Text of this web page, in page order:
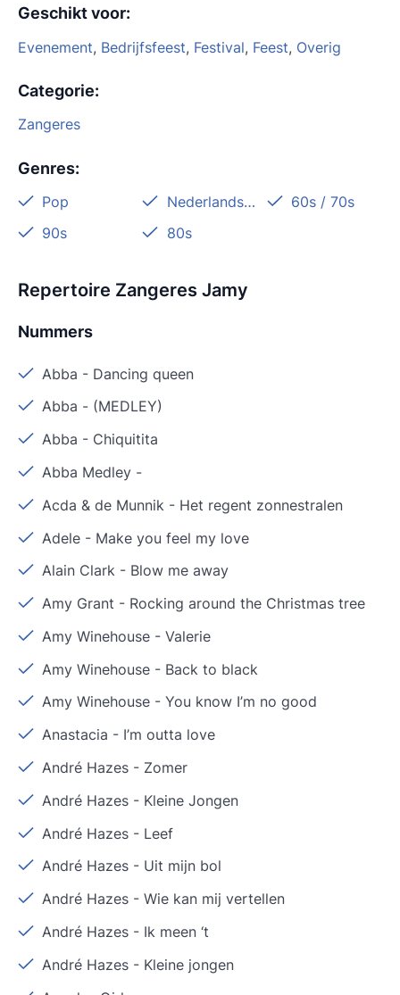
Geschikt voor:
Evenement, Bedrijfsfeest, Festival, Feest, Overig
Categorie:
Zangeres
Genres:
Pop Nederlandstalig
60s / 70s
90s
80s
Repertoire Zangeres Jamy
Nummers
Abba - Dancing queen
Abba - (MEDLEY)
Abba - Chiquitita
Abba Medley -
Acda & de Munnik - Het regent zonnestralen
Adele - Make you feel my love
Alain Clark - Blow me away
Amy Grant - Rocking around the Christmas tree
Amy Winehouse -Valerie
Amy Winehouse - Back to black
Amy Winehouse -You know I’m no good
Anastacia - I’m outta love
André Hazes - Zomer
André Hazes - Kleine Jongen
André Hazes - Leef
André Hazes - Uit mijn bol
André Hazes -Wie kan mij vertellen
André Hazes - Ik meen ‘t
André Hazes - Kleine jongen